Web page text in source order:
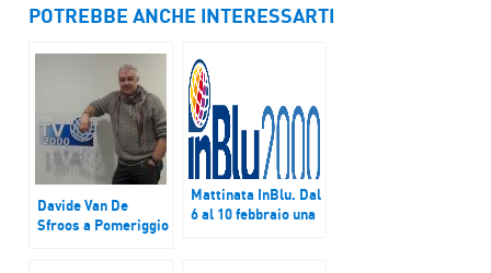
POTREBBE ANCHE INTERESSARTI
Davide Van De
Sfroos a Pomeriggio
Mattinata InBlu. Dal
6 al 10 febbraio una